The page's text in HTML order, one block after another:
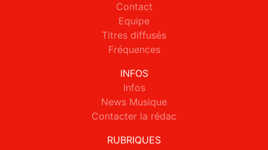
Contact
Equipe
Titres diffusés
Fréquences
INFOS
Infos
News Musique
Contacter la rédac
RUBRIQUES